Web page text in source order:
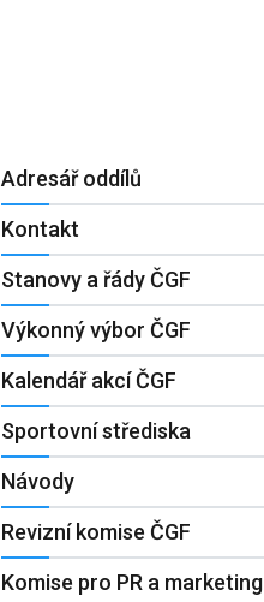
Adresář oddílů
Kontakt
Stanovy a řády ČGF
Výkonný výbor ČGF
Kalendář akcí ČGF
Sportovní střediska
Návody
Revizní komise ČGF
Komise pro PR a marketing